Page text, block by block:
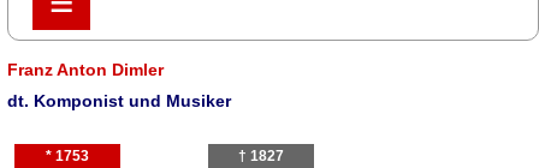
Franz Anton Dimler
dt. Komponist und Musiker
* 1753 † 1827